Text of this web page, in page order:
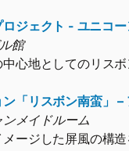
ジェクト - ユニコ
館
心地としてのリスボ
「リスボン南蛮」
メイドルーム
ージした屏風の構